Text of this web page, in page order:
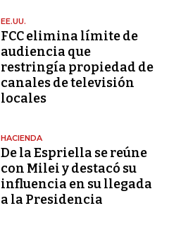
EE.UU.
FCC elimina límite de
audiencia que
restringía propiedad de
canales de televisión
locales
HACIENDA
De la Espriella se reúne
con Milei y destacó su
influencia en su llegada
a la Presidencia